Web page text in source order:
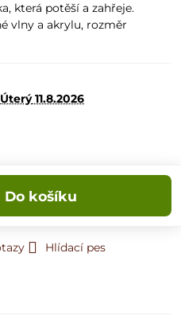
která potěší a zahřeje.
vlny a akrylu, rozměr
Úterý11.8.2026
Do košíku
Hlídací pes